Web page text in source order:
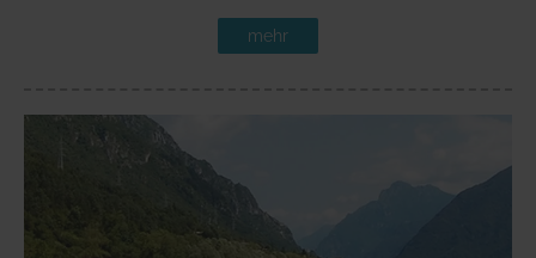
mehr